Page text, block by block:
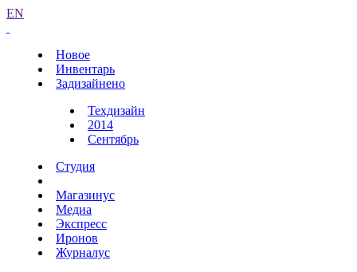
EN
Новое
Инвентарь
Задизайнено
Техдизайн
2014
Сентябрь
Студия
Магазинус
Медиа
Экспресс
Иронов
Журналус